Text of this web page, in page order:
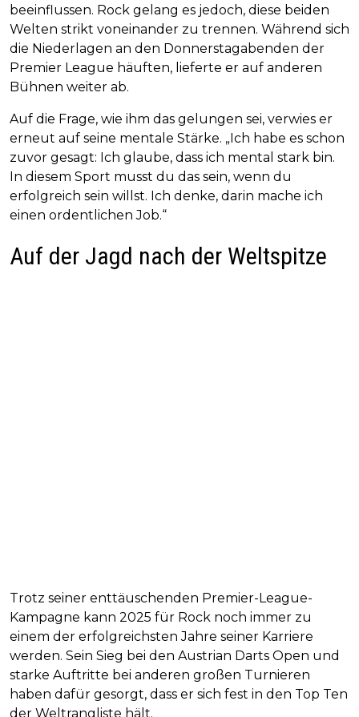
beeinflussen. Rock gelang es jedoch, diese beiden
Welten strikt voneinander zu trennen. Während sich
die Niederlagen an den Donnerstagabenden der
Premier League häuften, lieferte er auf anderen
Bühnen weiter ab.
Auf die Frage, wie ihm das gelungen sei, verwies er
erneut auf seine mentale Stärke. „Ich habe es schon
zuvor gesagt: Ich glaube, dass ich mental stark bin.
In diesem Sport musst du das sein, wenn du
erfolgreich sein willst. Ich denke, darin mache ich
einen ordentlichen Job.“
Auf der Jagd nach der Weltspitze
Trotz seiner enttäuschenden Premier-League-
Kampagne kann 2025 für Rock noch immer zu
einem der erfolgreichsten Jahre seiner Karriere
werden. Sein Sieg bei den Austrian Darts Open und
starke Auftritte bei anderen großen Turnieren
haben dafür gesorgt, dass er sich fest in den Top Ten
der Weltrangliste hält.